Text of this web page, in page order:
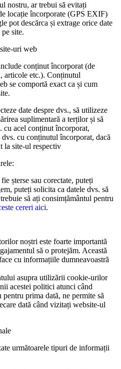
nostru, ar trebui să evitați
locație încorporate (GPS EXIF)
pot descărca și extrage orice date
site.
uri web
conținut încorporat (de
articole etc.). Conținutul
se comportă exact ca și cum
date despre dvs., să utilizeze
suplimentară a terților și să
cu acel conținut încorporat,
cu conținutul încorporat, dacă
la site-ul respectiv
șterse sau corectate, puteți
puteți solicita ca datele dvs. să
să ați consimțământul pentru
cereri aici.
noștri este foarte importantă
să o protejăm. Această
cu informațiile dumneavoastră
asupra utilizării cookie-urilor
acestei politici atunci când
prima dată, ne permite să
dată când vizitați website-ul
următoarele tipuri de informații